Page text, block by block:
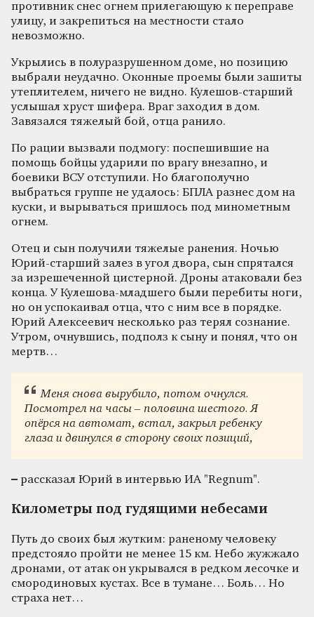
противник снес огнем прилегающую к переправе
улицу, и закрепиться на местности стало
невозможно.
Укрылись в полуразрушенном доме, но позицию
выбрали неудачно. Оконные проемы были зашиты
утеплителем, ничего не видно. Кулешов-старший
услышал хруст шифера. Враг заходил в дом.
Завязался тяжелый бой, отца ранило.
По рации вызвали подмогу: поспешившие на
помощь бойцы ударили по врагу внезапно, и
боевики ВСУ отступили. Но благополучно
выбраться группе не удалось: БПЛА разнес дом на
куски, и вырываться пришлось под минометным
огнем.
Отец и сын получили тяжелые ранения. Ночью
Юрий-старший залез в угол двора, сын спрятался
за изрешеченной цистерной. Дроны атаковали без
конца. У Кулешова-младшего были перебиты ноги,
но он успокаивал отца, что с ним все в порядке.
Юрий Алексеевич несколько раз терял сознание.
Утром, очнувшись, подполз к сыну и понял, что он
мертв…
Меня снова вырубило, потом очнулся.
Посмотрел на часы – половина шестого. Я
опёрся на автомат, встал, закрыл ребенку
глаза и двинулся в сторону своих позиций,
– рассказал Юрий в интервью ИА "Regnum".
Километры под гудящими небесами
Путь до своих был жутким: раненому человеку
предстояло пройти не менее 15 км. Небо жужжало
дронами, от атак он укрывался в редком лесочке и
смородиновых кустах. Все в тумане… Боль… Но
страха нет…